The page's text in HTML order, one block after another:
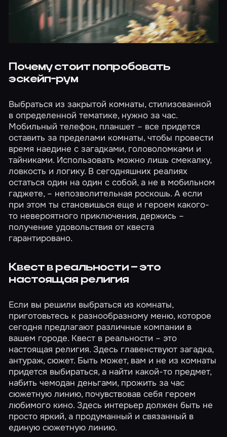
Почему стоит попробовать
эскейп-рум
Выбраться из закрытой комнаты, стилизованной
в определенной тематике, нужно за час.
Мобильный телефон, планшет – все придется
оставить за пределами комнаты, чтобы провести
время наедине с загадками, головоломками и
тайниками. Использовать можно лишь смекалку,
ловкость и логику. В сегодняшних реалиях
остаться один на один с собой, а не в мобильном
гаджете, – непозволительная роскошь. А если
при этом ты становишься еще и героем какого-
то невероятного приключения, держись –
получение удовольствия от квеста
гарантировано.
Квест в реальности – это
настоящая религия
Если вы решили выбраться из комнаты,
приготовьтесь к разнообразному меню, которое
сегодня предлагают различные компании в
вашем городе. Квест в реальности – это
настоящая религия. Здесь главенствуют загадка,
антураж, сюжет. Быть может, вам и не из комнаты
придется выбираться, а найти какой-то предмет,
набить чемодан деньгами, прожить за час
сюжетную линию, почувствовав себя героем
любимого кино. Здесь интерьер должен быть не
просто яркий, а продуманный и связанный в
единую сюжетную линию.